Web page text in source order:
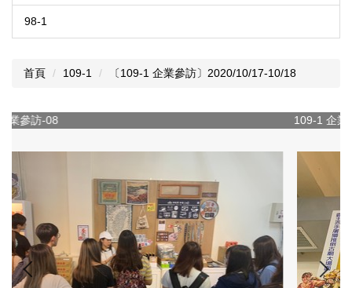
98-1
首頁 109-1 〔109-1 企業參訪〕2020/10/17-10/18
109-1 企業參訪-09